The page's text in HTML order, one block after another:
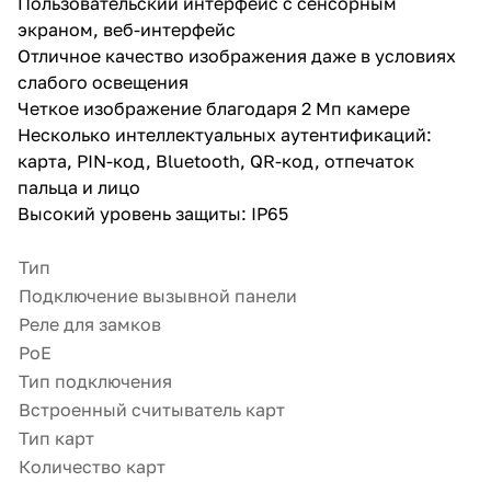
экраном, веб-интерфейс
Отличное качество изображения даже в условиях
слабого освещения
Четкое изображение благодаря 2 Мп камере
Несколько интеллектуальных аутентификаций:
карта, PIN-код, Bluetooth, QR-код, отпечаток
пальца и лицо
Высокий уровень защиты: IP65
Тип
Подключение вызывной панели
Реле для замков
PoE
Тип подключения
Встроенный считыватель карт
Тип карт
Количество карт